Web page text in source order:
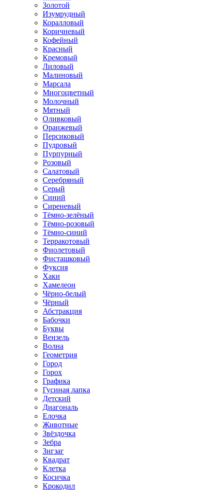
Золотой
Изумрудный
Коралловый
Коричневый
Кофейный
Красный
Кремовый
Лиловый
Малиновый
Марсала
Многоцветный
Молочный
Мятный
Оливковый
Оранжевый
Персиковый
Пудровый
Пурпурный
Розовый
Салатовый
Серебряный
Серый
Синий
Сиреневый
Тёмно-зелёный
Тёмно-розовый
Тёмно-синий
Терракотовый
Фиолетовый
Фисташковый
Фуксия
Хаки
Хамелеон
Чёрно-белый
Чёрный
Абстракция
Бабочки
Буквы
Вензель
Волна
Геометрия
Город
Горох
Графика
Гусиная лапка
Детский
Диагональ
Елочка
Животные
Звёздочка
Зебра
Зигзаг
Квадрат
Клетка
Косичка
Крокодил